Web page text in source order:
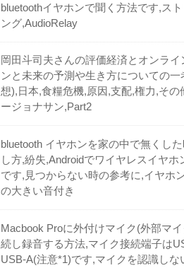
bluetoothイヤホンで聞く方法です,スト
ング,AudioRelay
岡田斗司夫さんの評価経済とオンライ
ンと未来の予測や生き方についての一
想),日本,食糧危機,原因,支配,権力,その
ージョナサン,Part2
bluetooth イヤホンを家の中で無くし
し方,紛失,Androidでワイヤレスイヤホ
です,見つからない時の参考に,イヤホ
の大きい音付き
Macbook Proに外付けマイク(外部マ
続し録音する方法,マイク接続端子は
USB-A(注意*1)です,マイクを認識しな